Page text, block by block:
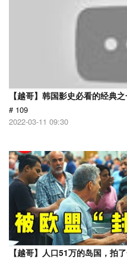
【越哥】韩国影史必看的经典
# 109
2022-03-11 09:30
【越哥】人口51万的岛国，拍